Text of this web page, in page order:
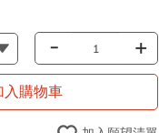
- +
入購物車